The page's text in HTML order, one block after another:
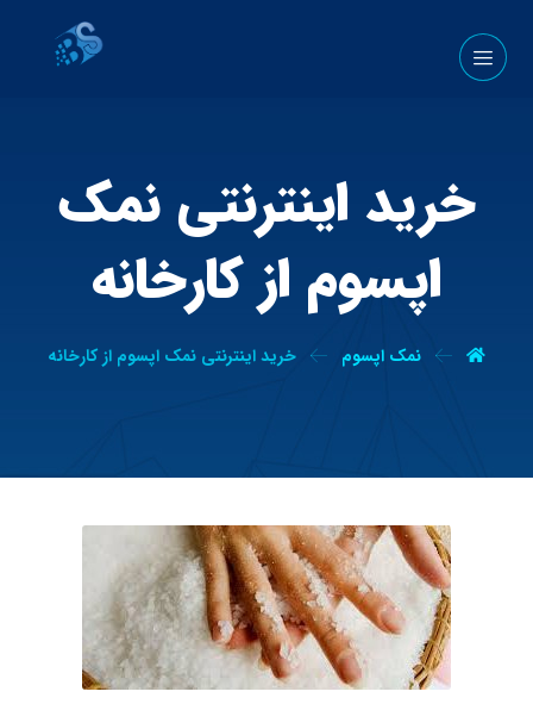
خرید اینترنتی نمک
اپسوم از کارخانه
نمک اپسوم خرید اینترنتی نمک اپسوم از کارخانه